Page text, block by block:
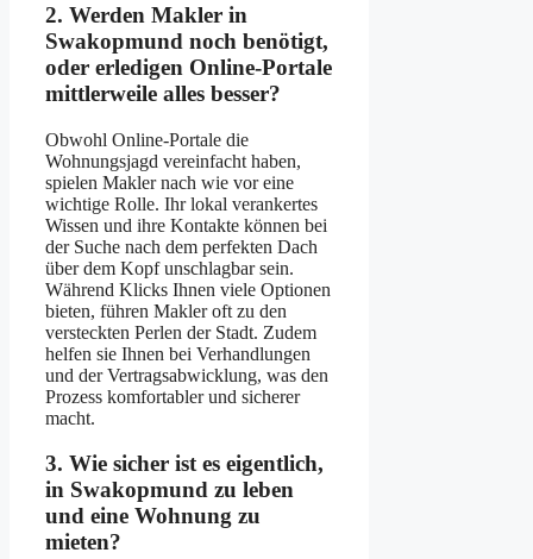
2. Werden Makler in
Swakopmund noch benötigt,
oder erledigen Online-Portale
mittlerweile alles besser?
Obwohl Online-Portale die
Wohnungsjagd vereinfacht haben,
spielen Makler nach wie vor eine
wichtige Rolle. Ihr lokal verankertes
Wissen und ihre Kontakte können bei
der Suche nach dem perfekten Dach
über dem Kopf unschlagbar sein.
Während Klicks Ihnen viele Optionen
bieten, führen Makler oft zu den
versteckten Perlen der Stadt. Zudem
helfen sie Ihnen bei Verhandlungen
und der Vertragsabwicklung, was den
Prozess komfortabler und sicherer
macht.
3. Wie sicher ist es eigentlich,
in Swakopmund zu leben
und eine Wohnung zu
mieten?